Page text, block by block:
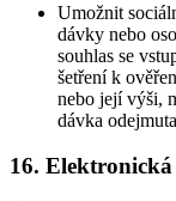
Umožnit
dávky nebo
souhlas se
šetření k
nebo její výši,
dávka
16.